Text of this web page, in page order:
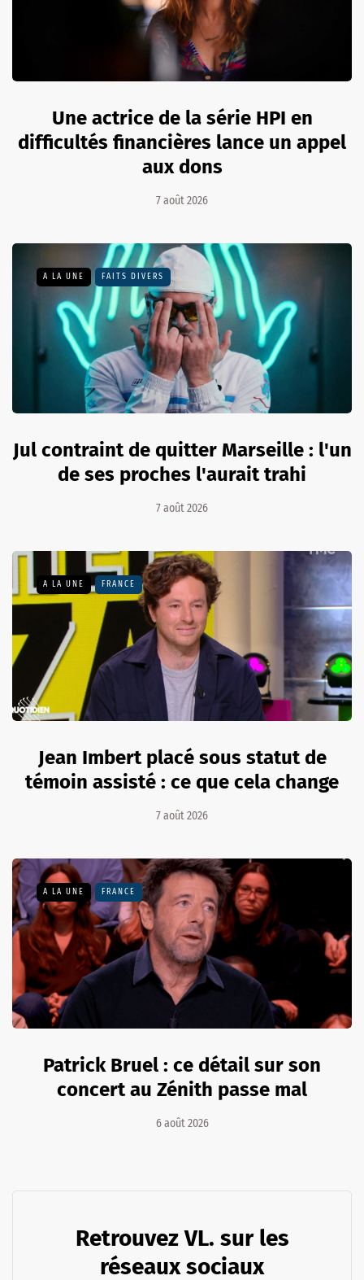
Une actrice de la série HPI en
difficultés financières lance un appel
aux dons
7 août 2026
A LA UNE FAITS DIVERS
Jul contraint de quitter Marseille : l'un
de ses proches l'aurait trahi
7 août 2026
A LA UNE FRANCE
Jean Imbert placé sous statut de
témoin assisté : ce que cela change
7 août 2026
A LA UNE FRANCE
Patrick Bruel : ce détail sur son
concert au Zénith passe mal
6 août 2026
Retrouvez VL. sur les
réseaux sociaux